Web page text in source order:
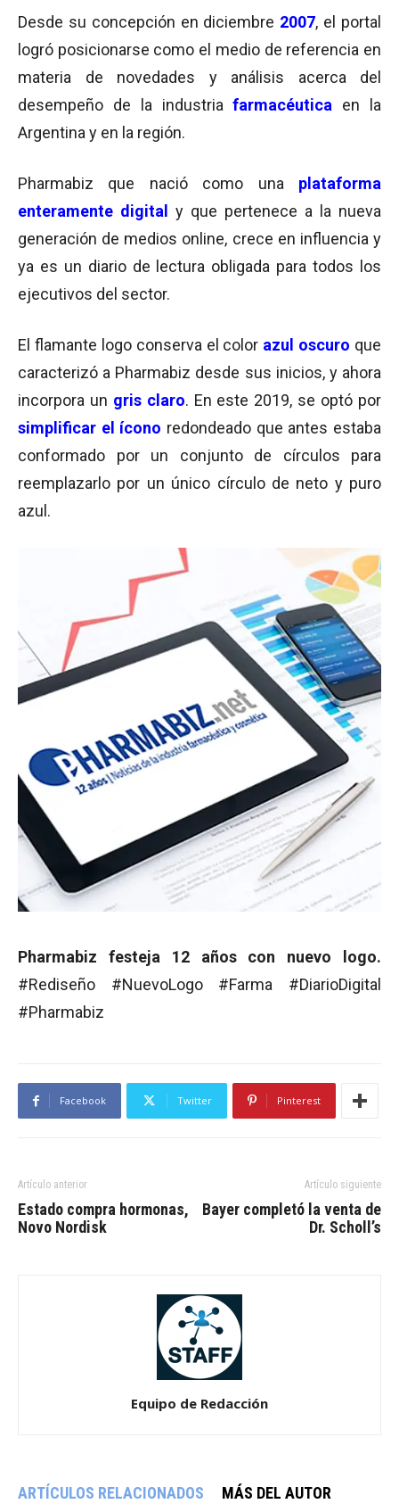
Desde su concepción en diciembre 2007, el portal
logró posicionarse como el medio de referencia en
materia de novedades y análisis acerca del
desempeño de la industriafarmacéutica en la
Argentina y en la región.
Pharmabiz que nació como una plataforma
enteramente digital
y que pertenece a la nueva
generación de medios online, crece en influencia y
ya es un diario de lectura obligada para todos los
ejecutivos del sector.
El flamante logo conserva el color azul oscuro que
caracterizó a Pharmabiz desde sus inicios, y ahora
incorpora un gris claro. En este 2019, se optó por
simplificar el ícono redondeado que antes estaba
conformado por un conjunto de círculos para
reemplazarlo por un único círculo de neto y puro
azul.
Pharmabiz festeja 12 años con nuevo logo.
#Rediseño #NuevoLogo #Farma #DiarioDigital
#Pharmabiz
Facebook Twitter Pinterest
Artículo anterior
Estado compra hormonas,
Novo Nordisk
Artículo siguiente
Bayer completó la venta de
Dr. Scholl’s
Equipo de Redacción
ARTÍCULOS RELACIONADOS MÁS DEL AUTOR